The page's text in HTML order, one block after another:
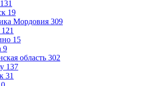
131
19
Мордовия 309
121
15
9
область 302
137
31